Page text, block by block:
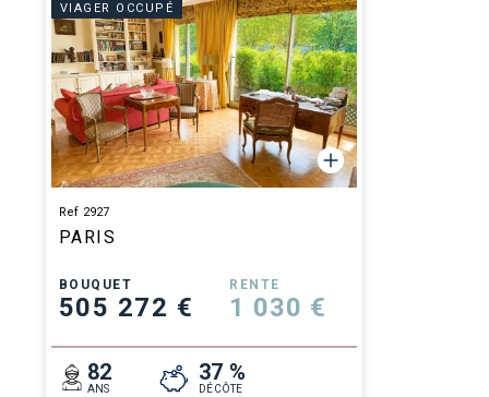
VIAGER OCCUPÉ
Ref 2927
PARIS
BOUQUET
505 272 €
RENTE
1 030 €
82
ANS
37 %
DÉCÔTE